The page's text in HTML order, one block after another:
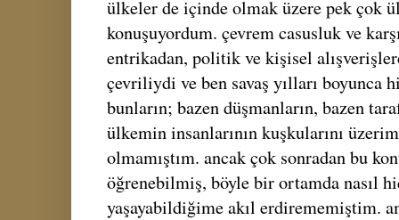
ülkeler de içinde olmak üzere pek çok
konuşuyordum. çevrem casusluk ve
entrikadan, politik ve kişisel
çevriliydi ve ben savaş yılları boyunca
bunların; bazen düşmanların, bazen
ülkemin insanlarının kuşkularını
olmamıştım. ancak çok sonradan bu
öğrenebilmiş, böyle bir ortamda nasıl
yaşayabildiğime akıl erdirememiştim.